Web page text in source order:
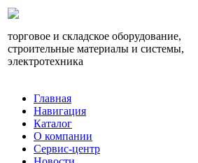
торговое и складское оборудование,
строительные материалы и системы,
электротехника
Главная
Навигация
Каталог
О компании
Сервис-центр